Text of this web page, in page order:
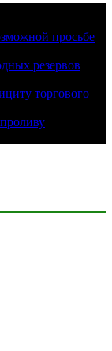
просьбе
резервов
торгового